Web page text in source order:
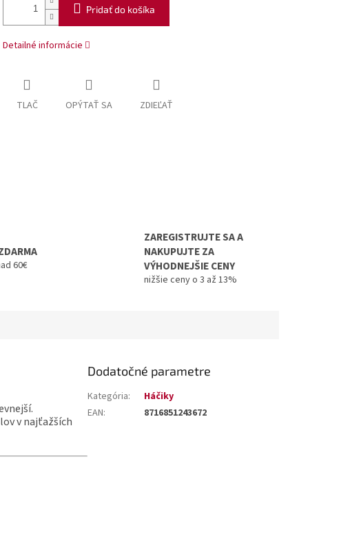
Pridať do košíka
Detailné informácie
TLAČ OPÝTAŤ SA ZDIEĽAŤ
60€
ZAREGISTRUJTE SA A
NAKUPUJTE ZA
VÝHODNEJŠIE CENY
nižšie ceny o 3 až 13%
v najťažších
Dodatočné parametre
Kategória:
Háčiky
EAN: 8716851243672